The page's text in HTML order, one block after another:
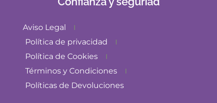
Aviso Legal
Política de privacidad
Política de Cookies
Términos y Condiciones
Políticas de Devoluciones